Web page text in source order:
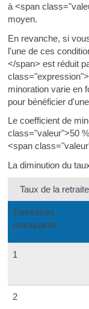
à <span
moyen.
En revanche, si
l'une de ces
</span> est réduit
minoration varie en
pour bénéficier
Le coefficient de
class="valeur">50
<span
La diminution du
Taux de la
Trimestres
manquants
1
2